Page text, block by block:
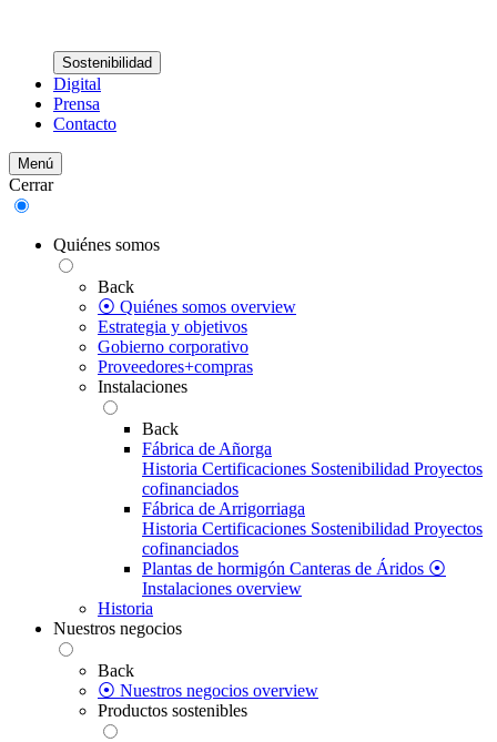
Sostenibilidad
Digital
Prensa
Contacto
Menú
Cerrar
Quiénes somos
Back
⦿ Quiénes somos overview
Estrategia y objetivos
Gobierno corporativo
Proveedores+compras
Instalaciones
Back
Fábrica de Añorga
Historia Certificaciones Sostenibilidad Proyectos
cofinanciados
Fábrica de Arrigorriaga
Historia Certificaciones Sostenibilidad Proyectos
cofinanciados
Plantas de hormigón Canteras de Áridos ⦿
Instalaciones overview
Historia
Nuestros negocios
Back
⦿ Nuestros negocios overview
Productos sostenibles